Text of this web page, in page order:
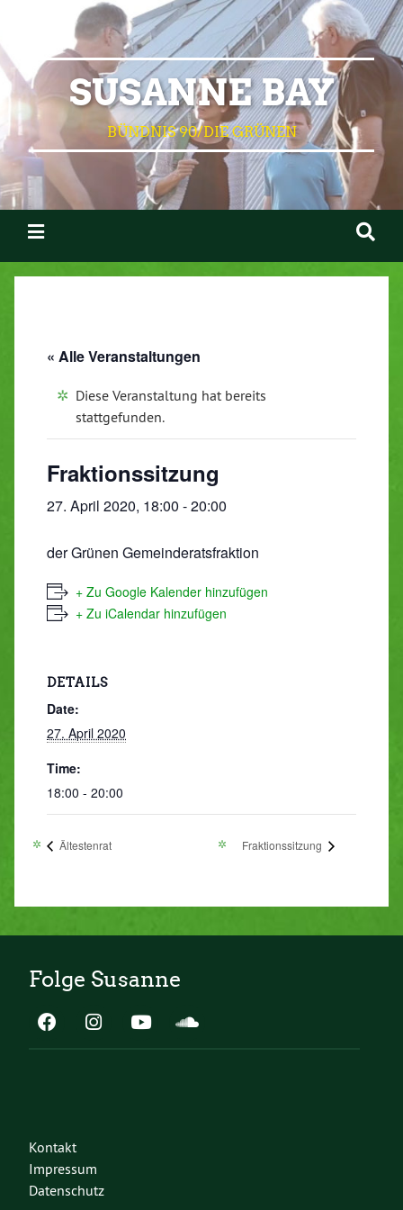
SUSANNE BAY
BÜNDNIS 90/DIE GRÜNEN
« Alle Veranstaltungen
Diese Veranstaltung hat bereits
stattgefunden.
Fraktionssitzung
27. April 2020, 18:00 -20:00
der Grünen Gemeinderatsfraktion
+ Zu Google Kalender hinzufügen
+ Zu iCalendar hinzufügen
DETAILS
Date:
27. April 2020
Time:
18:00 - 20:00
Ältestenrat Fraktionssitzung
Folge Susanne
Kontakt
Impressum
Datenschutz